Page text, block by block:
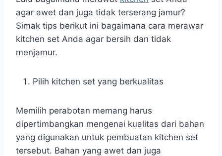
agar awet dan juga tidak terserang jamur?
Simak tips berikut ini bagaimana cara merawar
kitchen set Anda agar bersih dan tidak
menjamur.
Pilih kitchen set yang berkualitas
Memilih perabotan memang harus
dipertimbangkan mengenai kualitas dari bahan
yang digunakan untuk pembuatan kitchen set
tersebut. Bahan yang awet dan juga